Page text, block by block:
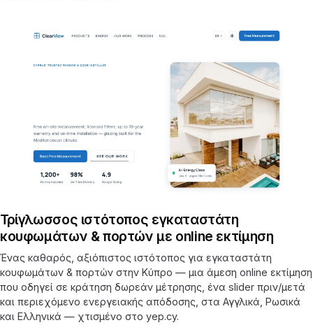
Τρίγλωσσος ιστότοπος εγκαταστάτη
κουφωμάτων & πορτών με online εκτίμηση
Ένας καθαρός, αξιόπιστος ιστότοπος για εγκαταστάτη
κουφωμάτων & πορτών στην Κύπρο — μια άμεση online εκτίμηση
που οδηγεί σε κράτηση δωρεάν μέτρησης, ένα slider πριν/μετά
και περιεχόμενο ενεργειακής απόδοσης, στα Αγγλικά, Ρωσικά
και Ελληνικά — χτισμένο στο yep.cy.